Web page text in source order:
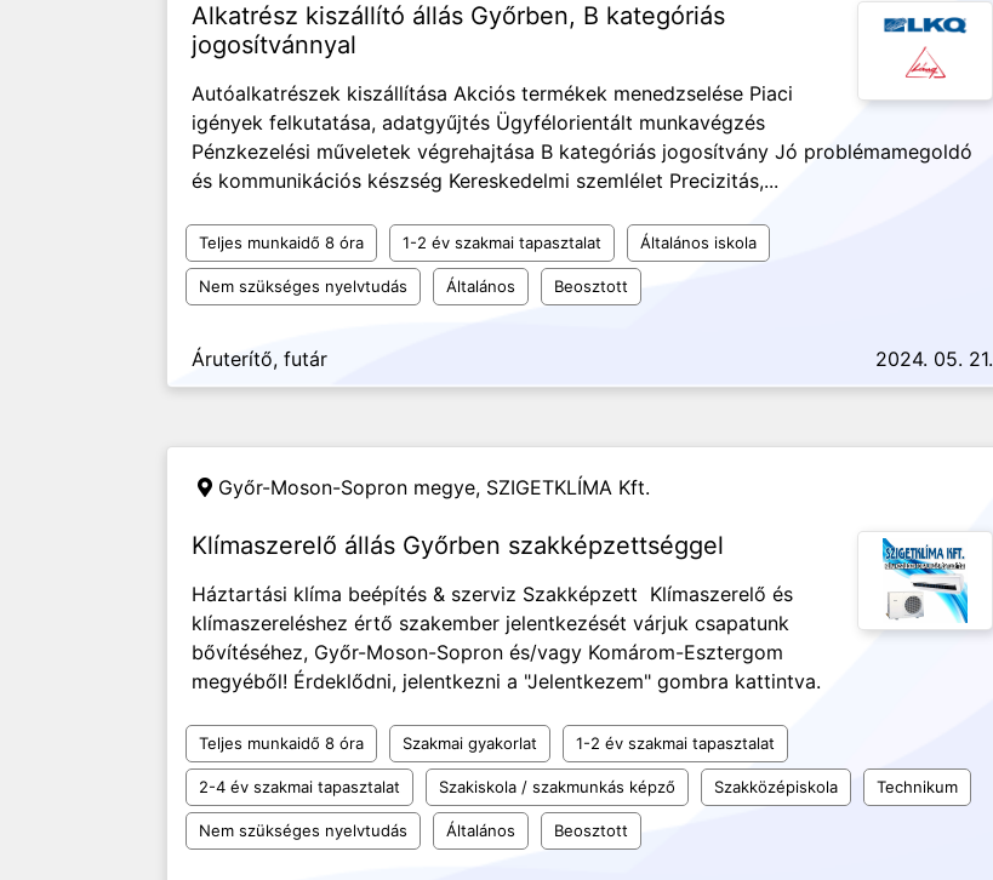
Alkatrész kiszállító állás Győrben, B kategóriás
jogosítvánnyal
Autóalkatrészek kiszállítása Akciós termékek menedzselése Piaci
igények felkutatása, adatgyűjtés Ügyfélorientált munkavégzés
Pénzkezelési műveletek végrehajtása B kategóriás jogosítvány Jó problémamegoldó
és kommunikációs készség Kereskedelmi szemlélet Precizitás,...
Teljes munkaidő 8 óra 1-2 év szakmai tapasztalat Általános iskola
Nem szükséges nyelvtudás Általános Beosztott
Áruterítő, futár 2024. 05. 21.
Győr-Moson-Sopron megye, SZIGETKLÍMA Kft.
Klímaszerelő állás Győrben szakképzettséggel
Háztartási klíma beépítés & szerviz Szakképzett Klímaszerelő és
klímaszereléshez értő szakember jelentkezését várjuk csapatunk
bővítéséhez, Győr-Moson-Sopron és/vagy Komárom-Esztergom
megyéből! Érdeklődni, jelentkezni a "Jelentkezem" gombra kattintva.
Teljes munkaidő 8 óra Szakmai gyakorlat 1-2 év szakmai tapasztalat
2-4 év szakmai tapasztalat Szakiskola / szakmunkás képző Szakközépiskola Technikum
Nem szükséges nyelvtudás Általános Beosztott